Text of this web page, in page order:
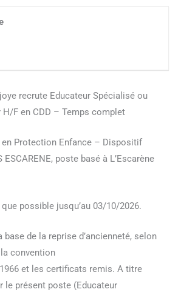
recrute Educateur Spécialisé ou
F en CDD – Temps complet
en Protection Enfance – Dispositif
ESCARENE, poste basé à L’Escarène
possible jusqu’au 03/10/2026.
base de la reprise d’ancienneté, selon
convention
et les certificats remis. A titre
le présent poste (Educateur